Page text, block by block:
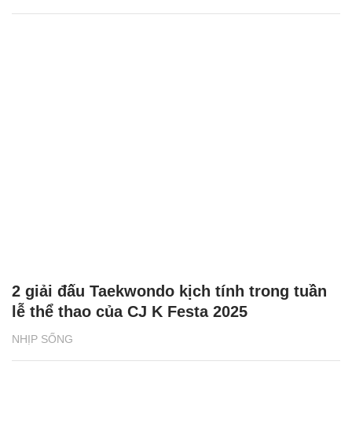
NHỊP SỐNG
2 giải đấu Taekwondo kịch tính trong tuần
lễ thể thao của CJ K Festa 2025